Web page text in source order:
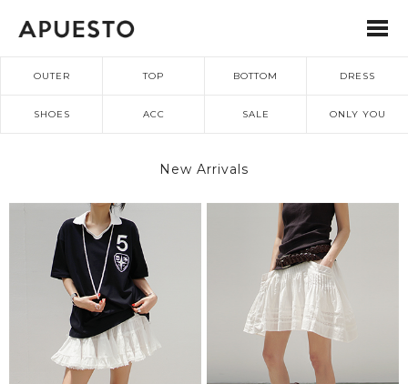
OUTER TOP BOTTOM DRESS
SHOES ACC SALE ONLY YOU
New Arrivals